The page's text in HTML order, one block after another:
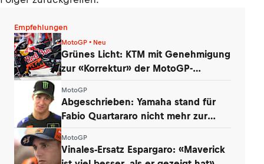
Empfehlungen
MotoGP • Neu
Grünes Licht: KTM mit Genehmigung
zur «Korrektur» der MotoGP-
MotoGP
Abgeschrieben: Yamaha stand für
Fabio Quartararo nicht mehr zur
MotoGP
Vinales-Ersatz Espargaro: «Maverick